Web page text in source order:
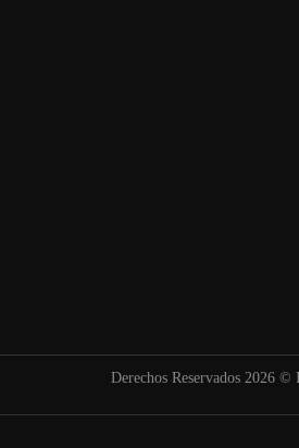
Derechos Reservados 2026 ©